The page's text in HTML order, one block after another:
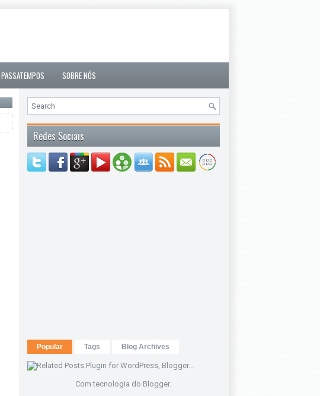
PASSATEMPOS SOBRE NÓS
Redes Sociais
Popular Tags Blog Archives
Com tecnologia do Blogger.